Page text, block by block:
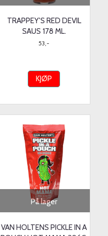
TRAPPEY'S RED DEVIL
SAUS 178 ML.
53,-
KJØP
På lager
VAN HOLTENS PICKLE IN A